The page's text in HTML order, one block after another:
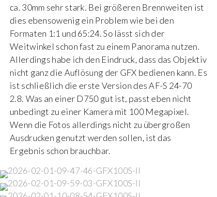
ca. 30mm sehr stark. Bei größeren Brennweiten ist
dies ebensowenig ein Problem wie bei den
Formaten 1:1 und 65:24. So lässt sich der
Weitwinkel schon fast zu einem Panorama nutzen.
Allerdings habe ich den Eindruck, dass das Objektiv
nicht ganz die Auflösung der GFX bedienen kann. Es
ist schließlich die erste Version des AF-S 24-70
2.8. Was an einer D750 gut ist, passt eben nicht
unbedingt zu einer Kamera mit 100 Megapixel.
Wenn die Fotos allerdings nicht zu übergroßen
Ausdrucken genutzt werden sollen, ist das
Ergebnis schon brauchbar.